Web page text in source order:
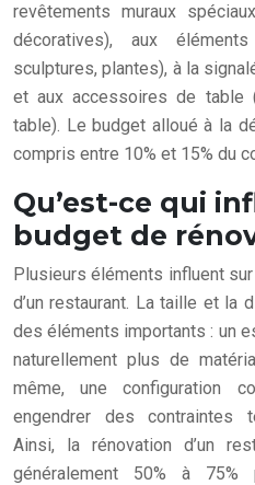
revêtements muraux
décoratives), aux
sculptures, plantes), à la
et aux accessoires de table
table). Le budget alloué à la
compris entre 10% et 15% du
Qu’est-ce qui
budget de
Plusieurs éléments influent
d’un restaurant. La taille et la
des éléments importants : un
naturellement plus de
même, une configuration
engendrer des contraintes
Ainsi, la rénovation d’un
généralement 50% à